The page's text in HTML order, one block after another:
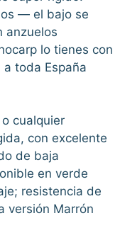
— el bajo se
anzuelos
lo tienes con
toda España
cualquier
con excelente
de baja
en verde
resistencia de
versión Marrón